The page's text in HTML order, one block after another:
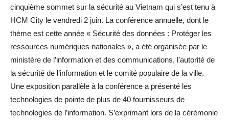
cinquième sommet sur la sécurité au Vietnam qui s’est tenu à
HCM City le vendredi 2 juin. La conférence annuelle, dont le
thème est cette année « Sécurité des données : Protéger les
ressources numériques nationales », a été organisée par le
ministère de l’information et des communications, l’autorité de
la sécurité de l’information et le comité populaire de la ville.
Une exposition parallèle à la conférence a présenté les
technologies de pointe de plus de 40 fournisseurs de
technologies de l’information. S’exprimant lors de la cérémonie